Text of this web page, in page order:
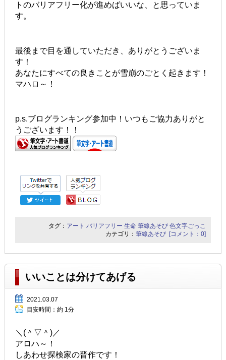
トのバリアフリー化が進めばいいな、と思っていま
す。
最後まで目を通していただき、ありがとうございま
す！
あなたにすべての良きことが雪崩のごとく起きます！
マハロ～！
p.s.ブログランキング参加中！いつもご協力ありがと
うございます！！
タグ： アート バリアフリー 生命 筆線あそび 色文字ごっこ
カテゴリ：筆線あそび [コメント：0]
いいことは分けてあげる
2021.03.07
目安時間： 約 1分
＼(＾▽＾)／
アロハ～！
しあわせ探検家の晋作です！